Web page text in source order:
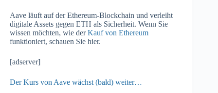
Aave läuft auf der Ethereum-Blockchain und verleiht
digitale Assets gegen ETH als Sicherheit. Wenn Sie
wissen möchten, wie derKauf von Ethereum
funktioniert, schauen Sie hier.
[adserver]
Der Kurs von Aave wächst (bald) weiter…